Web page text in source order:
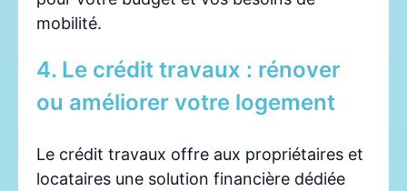
mobilité.
4. Le crédit travaux : rénover
ou améliorer votre logement
Le crédit travaux offre aux propriétaires et
locataires une solution financière dédiée